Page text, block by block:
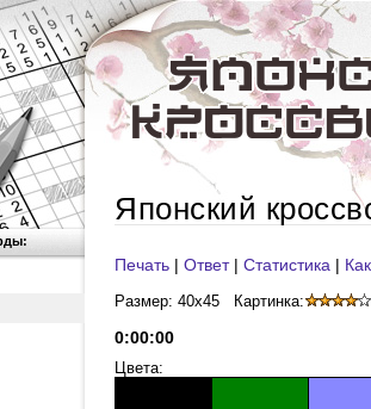
Японский
Печать | Ответ| Статистика |
Размер: 40x45 Картинка:
0:00:00
Цвета: